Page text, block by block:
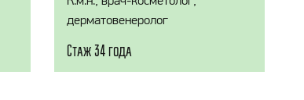
дерматовенеролог
Стаж 34 года